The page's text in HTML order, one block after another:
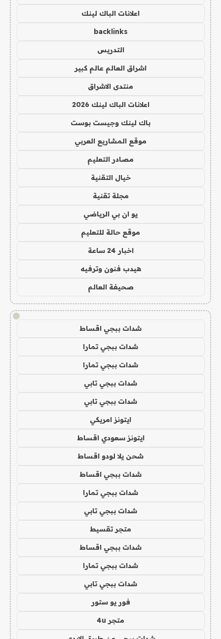
اعلانات الباك لينك
backlinks
التدريس
اشراق العالم عالم كبير
منتدى الاشراق
اعلانات الباك لينك 2026
باك لينك وجيست بوست
موقع المشاريع العربي
مصادر التعليم
خيال التقنية
مجلة تقنية
يو ان بي الرياضي
موقع حالة للتعليم
اخبار 24 ساعة
هيدب فنون وترفيه
صحيفة العالم
!
شدات ببجي اقساط
شدات ببجي تمارا
شدات ببجي تمارا
شدات ببجي تابي
شدات ببجي تابي
ايتونز امريكي
ايتونز سعودي اقساط
شحن يلا لودو اقساط
شدات ببجي اقساط
شدات ببجي تمارا
شدات ببجي تابي
متجر تقسيط
شدات ببجي اقساط
شدات ببجي تمارا
شدات ببجي تابي
فور يو ستور
متجر 4u